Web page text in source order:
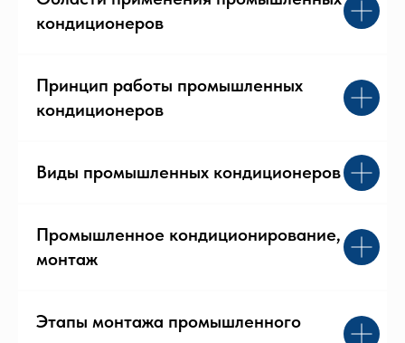
кондиционеров
Принцип работы промышленных
кондиционеров
Виды промышленных кондиционеров
Промышленное кондиционирование,
монтаж
Этапы монтажа промышленного